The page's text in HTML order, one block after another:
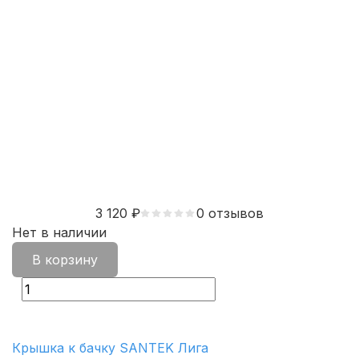
3 120 ₽
0 отзывов
Нет в наличии
В корзину
Крышка к бачку SANTEK Лига